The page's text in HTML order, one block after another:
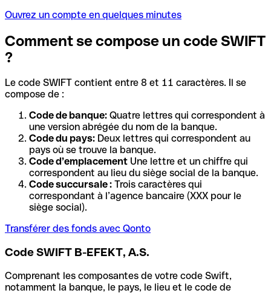
Ouvrez un compte en quelques minutes
Comment se compose un code SWIFT
?
Le code SWIFT contient entre 8 et 11 caractères. Il se
compose de :
Code de banque: Quatre lettres qui correspondent à
une version abrégée du nom de la banque.
Code du pays: Deux lettres qui correspondent au
pays où se trouve la banque.
Code d’emplacement Une lettre et un chiffre qui
correspondent au lieu du siège social de la banque.
Code succursale : Trois caractères qui
correspondant à l’agence bancaire (XXX pour le
siège social).
Transférer des fonds avec Qonto
Code SWIFT B-EFEKT, A.S.
Comprenant les composantes de votre code Swift,
notamment la banque, le pays, le lieu et le code de